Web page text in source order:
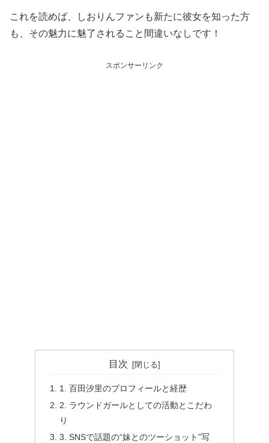
これを読めば、しおりんファンも新たに彼女を知った方
も、その魅力に魅了されること間違いなしです！
スポンサーリンク
目次
1. 百田汐里のプロフィールと経歴
2. ラウンドガールとしての活動とこだわ
り
3. SNSで話題の“妹とのツーショット”写